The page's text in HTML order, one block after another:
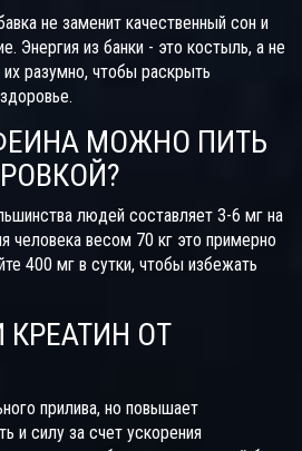
не заменит качественный сон и
Энергия из банки - это костыль, а не
разумно, чтобы раскрыть
МОЖНО ПИТЬ
людей составляет 3-6 мг на
человека весом 70 кг это примерно
400 мг в сутки, чтобы избежать
ОТ
прилива, но повышает
и силу за счет ускорения